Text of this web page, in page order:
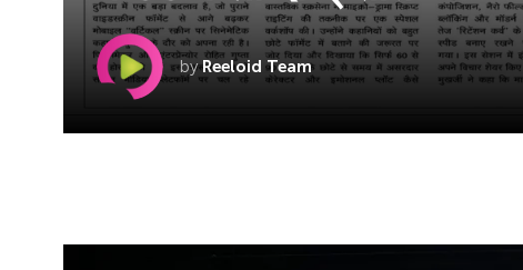
byReeloid Team